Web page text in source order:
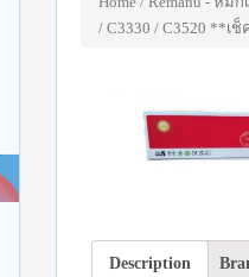
/ C3330 / C3520 **เ
Description